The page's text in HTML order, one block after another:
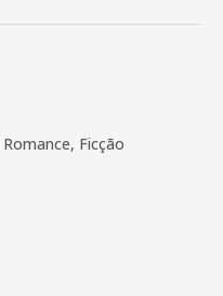
Ficção